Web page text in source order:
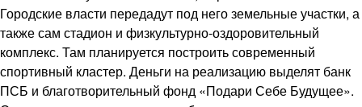
Городские власти передадут под него земельные участки, а
также сам стадион и физкультурно-оздоровительный
комплекс. Там планируется построить современный
спортивный кластер. Деньги на реализацию выделят банк
ПСБ и благотворительный фонд «Подари Себе Будущее».